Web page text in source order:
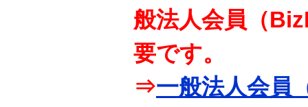
般法人会員（
要です。
⇒一般法人会員